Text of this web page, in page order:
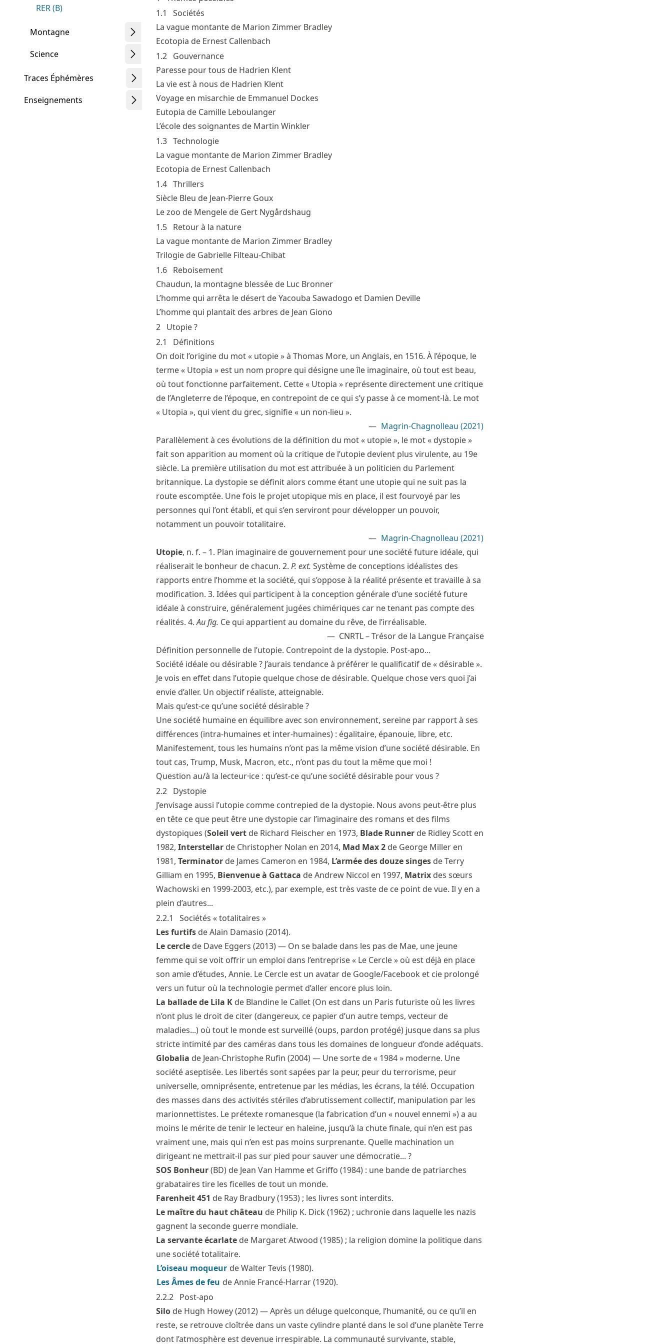
RER (B)
Montagne
Science
Traces Éphémères
Enseignements
1.1
Sociétés
La vague montante de Marion Zimmer Bradley
Ecotopia de Ernest Callenbach
1.2 Gouvernance
Paresse pour tous de Hadrien Klent
La vie est à nous de Hadrien Klent
Voyage en misarchie de Emmanuel Dockes
Eutopia de Camille Leboulanger
L’école des soignantes de Martin Winkler
1.3 Technologie
La vague montante de Marion Zimmer Bradley
Ecotopia de Ernest Callenbach
1.4 Thrillers
Siècle Bleu de Jean-Pierre Goux
Le zoo de Mengele de Gert Nygårdshaug
1.5 Retour à la nature
La vague montante de Marion Zimmer Bradley
Trilogie de Gabrielle Filteau-Chibat
1.6 Reboisement
Chaudun, la montagne blessée de Luc Bronner
L’homme qui arrêta le désert de Yacouba Sawadogo et Damien Deville
L’homme qui plantait des arbres de Jean Giono
2 Utopie ?
2.1
Définitions
On doit l’origine du mot « utopie » à Thomas More, un Anglais, en 1516. À l’époque, le
terme « Utopia » est un nom propre qui désigne une île imaginaire, où tout est beau,
où tout fonctionne parfaitement. Cette « Utopia » représente directement une critique
de l’Angleterre de l’époque, en contrepoint de ce qui s’y passe à ce moment-là. Le mot
« Utopia », qui vient du grec, signifie « un non-lieu ».
Magrin-Chagnolleau (2021)
Parallèlement à ces évolutions de la définition du mot « utopie », le mot « dystopie »
fait son apparition au moment où la critique de l’utopie devient plus virulente, au 19e
siècle. La première utilisation du mot est attribuée à un politicien du Parlement
britannique. La dystopie se définit alors comme étant une utopie qui ne suit pas la
route escomptée. Une fois le projet utopique mis en place, il est fourvoyé par les
personnes qui l’ont établi, et qui s’en serviront pour développer un pouvoir,
notamment un pouvoir totalitaire.
Magrin-Chagnolleau (2021)
Utopie, n. f. – 1. Plan imaginaire de gouvernement pour une société future idéale, qui
réaliserait le bonheur de chacun. 2. P. ext. Système de conceptions idéalistes des
rapports entre l’homme et la société, qui s’oppose à la réalité présente et travaille à sa
modification. 3. Idées qui participent à la conception générale d’une société future
idéale à construire, généralement jugées chimériques car ne tenant pas compte des
réalités. 4.Au fig. Ce qui appartient au domaine du rêve, de l’irréalisable.
CNRTL – Trésor de la Langue Française
Définition personnelle de l’utopie. Contrepoint de la dystopie. Post-apo...
Société idéale ou désirable ? J’aurais tendance à préférer le qualificatif de « désirable ».
Je vois en effet dans l’utopie quelque chose de désirable. Quelque chose vers quoi j’ai
envie d’aller. Un objectif réaliste, atteignable.
Mais qu’est-ce qu’une société désirable ?
Une société humaine en équilibre avec son environnement, sereine par rapport à ses
différences (intra-humaines et inter-humaines) : égalitaire, épanouie, libre, etc.
Manifestement, tous les humains n’ont pas la même vision d’une société désirable. En
tout cas, Trump, Musk, Macron, etc., n’ont pas du tout la même que moi !
Question au/à la lecteur·ice : qu’est-ce qu’une société désirable pour vous ?
2.2 Dystopie
J’envisage aussi l’utopie comme contrepied de la dystopie. Nous avons peut-être plus
en tête ce que peut être une dystopie car l’imaginaire des romans et des films
dystopiques (Soleil vert de Richard Fleischer en 1973, Blade Runner de Ridley Scott en
1982, Interstellar de Christopher Nolan en 2014, Mad Max 2 de George Miller en
1981, Terminator de James Cameron en 1984, L’armée des douze singes de Terry
Gilliam en 1995, Bienvenue à Gattaca de Andrew Niccol en 1997, Matrix des sœurs
Wachowski en 1999-2003, etc.), par exemple, est très vaste de ce point de vue. Il y en a
plein d’autres...
2.2.1
Sociétés « totalitaires »
Les furtifs de Alain Damasio (2014).
Le cercle de Dave Eggers (2013) — On se balade dans les pas de Mae, une jeune
femme qui se voit offrir un emploi dans l’entreprise « Le Cercle » où est déjà en place
son amie d’études, Annie. Le Cercle est un avatar de Google/Facebook et cie prolongé
vers un futur où la technologie permet d’aller encore plus loin.
La ballade de Lila K de Blandine le Callet (On est dans un Paris futuriste où les livres
n’ont plus le droit de citer (dangereux, ce papier d’un autre temps, vecteur de
maladies...) où tout le monde est surveillé (oups, pardon protégé) jusque dans sa plus
stricte intimité par des caméras dans tous les domaines de longueur d’onde adéquats.
Globalia de Jean-Christophe Rufin (2004) — Une sorte de « 1984 » moderne. Une
société aseptisée. Les libertés sont sapées par la peur, peur du terrorisme, peur
universelle, omniprésente, entretenue par les médias, les écrans, la télé. Occupation
des masses dans des activités stériles d’abrutissement collectif, manipulation par les
marionnettistes. Le prétexte romanesque (la fabrication d’un « nouvel ennemi ») a au
moins le mérite de tenir le lecteur en haleine, jusqu’à la chute finale, qui n’en est pas
vraiment une, mais qui n’en est pas moins surprenante. Quelle machination un
dirigeant ne mettrait-il pas sur pied pour sauver une démocratie... ?
SOS Bonheur(BD) de Jean Van Hamme et Griffo (1984) : une bande de patriarches
grabataires tire les ficelles de tout un monde.
Farenheit 451 de Ray Bradbury (1953) ; les livres sont interdits.
Le maître du haut château de Philip K. Dick (1962) ; uchronie dans laquelle les nazis
gagnent la seconde guerre mondiale.
La servante écarlate de Margaret Atwood (1985) ; la religion domine la politique dans
une société totalitaire.
L’oiseau moqueur de Walter Tevis (1980).
Les Âmes de feu de Annie Francé-Harrar (1920).
2.2.2 Post-apo
Silo de Hugh Howey (2012) — Après un déluge quelconque, l’humanité, ou ce qu’il en
reste, se retrouve cloîtrée dans un vaste cylindre planté dans le sol d’une planète Terre
dont l’atmosphère est devenue irrespirable. La communauté survivante, stable,